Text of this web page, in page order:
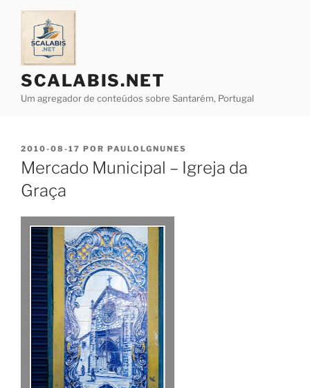
Saltar
conteúdo
SCALABIS.NET
Um agregador de conteúdos sobre Santarém, Portugal
PUBLICADO
EM
2010-08-17 POR PAULOLGNUNES
Mercado Municipal – Igreja da
Graça